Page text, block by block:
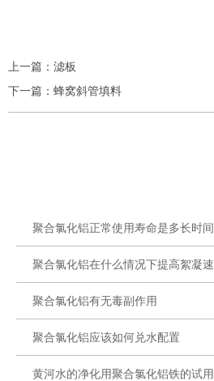
上一篇： 滤板
下一篇： 蜂窝斜管填料
聚合氯化铝正常使用寿命是多长时间
聚合氯化铝在什么情况下提高絮凝速
聚合氯化铝有无毒副作用
聚合氯化铝应该如何兑水配置
黄河水的净化用聚合氯化铝铁的试用